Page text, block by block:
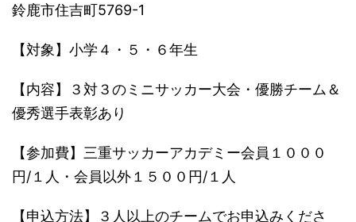
鈴鹿市住吉町5769-1
【対象】小学４・５・６年生
【内容】３対３のミニサッカー大会・優勝チーム＆
優秀選手表彰あり
【参加費】三重サッカーアカデミー会員１０００
円/１人・会員以外１５００円/１人
【申込方法】３人以上のチームでお申込みくださ